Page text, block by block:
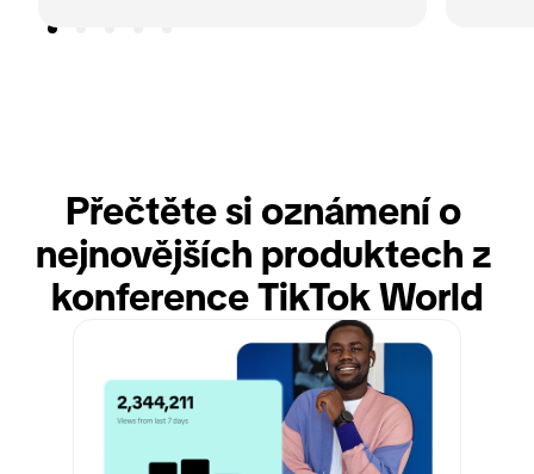
Přečtěte si oznámení o
nejnovějších produktech z
konference TikTok World